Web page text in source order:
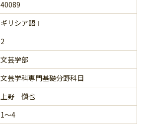
40089
ギリシア語Ⅰ
2
文芸学部
文芸学科専門基礎分野科目
上野 愼也
1～4